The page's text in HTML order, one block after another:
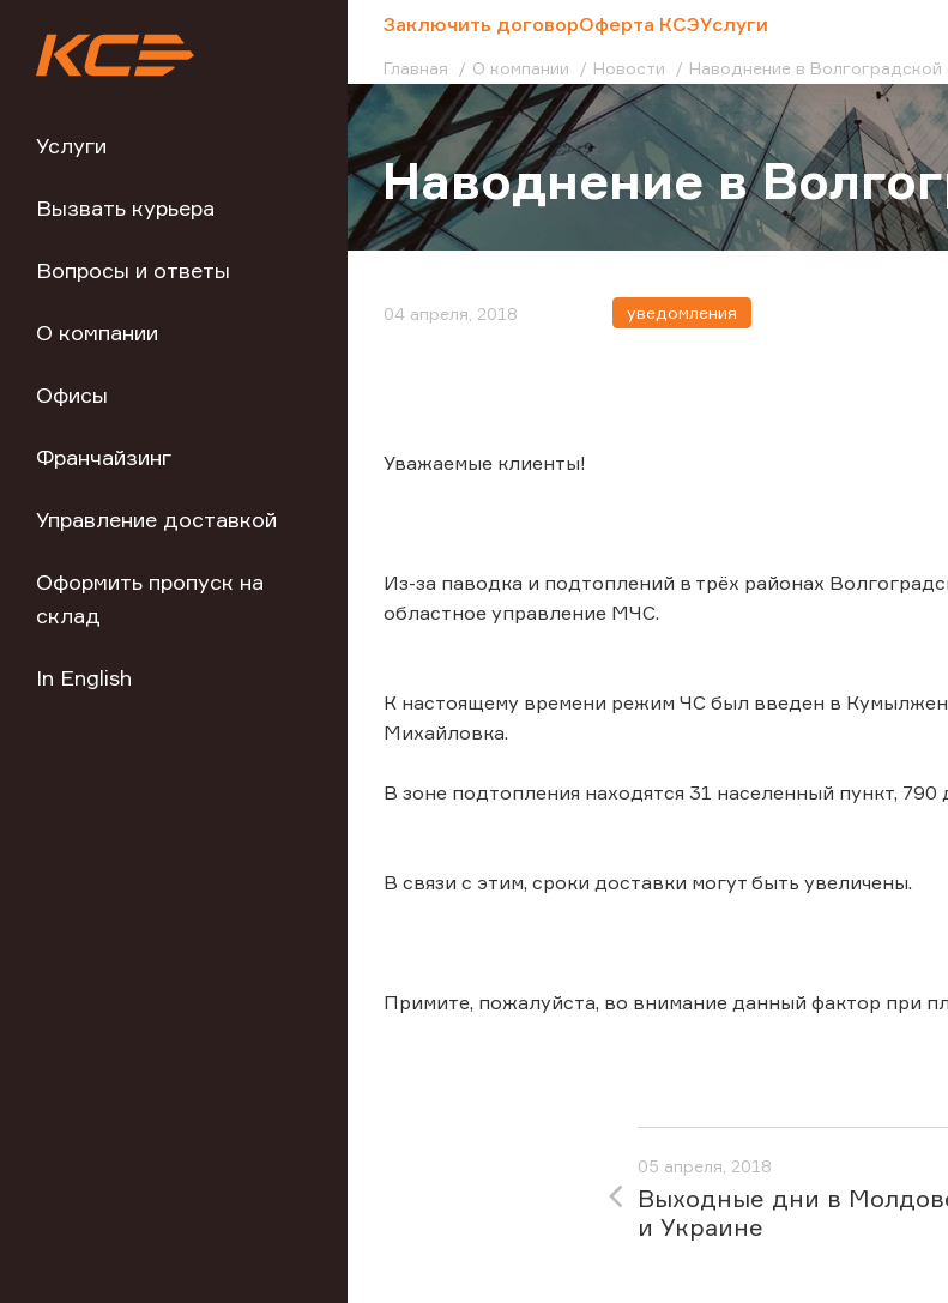
Услуги
Вызвать курьера
Вопросы и ответы
О компании
Офисы
Франчайзинг
Управление доставкой
Оформить пропуск на
склад
In English
Заключить договорОферта КСЭУслуги
Главная О компании Новости Наводнение в Волгоградской
Наводнение в
04 апреля, 2018 уведомления
Уважаемые клиенты!
Из-за паводка и подтоплений в трёх районах
областное управление МЧС.
К настоящему времени режим ЧС был введен в
Михайловка.
В зоне подтопления находятся 31 населенный пункт,
В связи с этим, сроки доставки могут быть увеличены.
Примите, пожалуйста, во внимание данный фактор при
05 апреля, 2018
Выходные дни в
и Украине